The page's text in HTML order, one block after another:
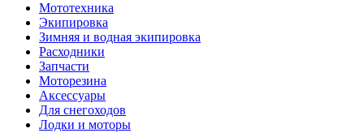
Мототехника
Экипировка
Зимняя и водная экипировка
Расходники
Запчасти
Моторезина
Аксессуары
Для снегоходов
Лодки и моторы